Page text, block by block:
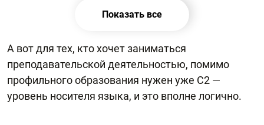
Показать все
А вот для тех, кто хочет заниматься
преподавательской деятельностью, помимо
профильного образования нужен уже С2 —
уровень носителя языка, и это вполне логично.